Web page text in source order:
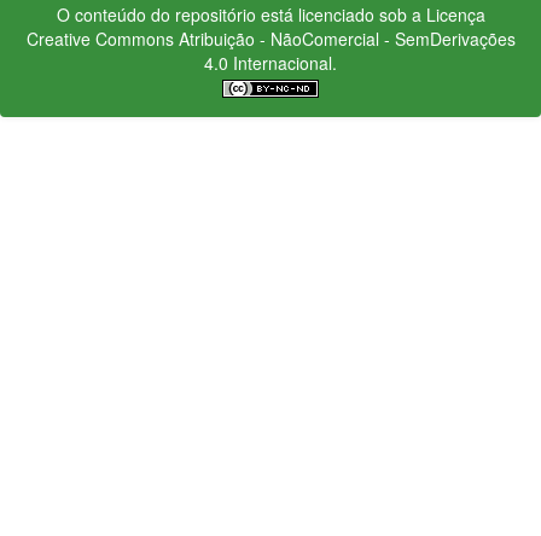
O conteúdo do repositório está licenciado sob a Licença
Creative CommonsAtribuição - NãoComercial - SemDerivações
4.0 Internacional.